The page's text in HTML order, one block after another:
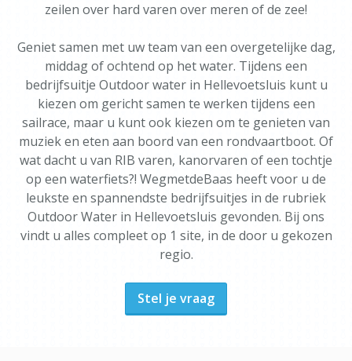
zeilen over hard varen over meren of de zee!
Geniet samen met uw team van een overgetelijke dag,
middag of ochtend op het water. Tijdens een
bedrijfsuitje Outdoor water in Hellevoetsluis kunt u
kiezen om gericht samen te werken tijdens een
sailrace, maar u kunt ook kiezen om te genieten van
muziek en eten aan boord van een rondvaartboot. Of
wat dacht u van RIB varen, kanorvaren of een tochtje
op een waterfiets?! WegmetdeBaas heeft voor u de
leukste en spannendste bedrijfsuitjes in de rubriek
Outdoor Water in Hellevoetsluis gevonden. Bij ons
vindt u alles compleet op 1 site, in de door u gekozen
regio.
Stel je vraag